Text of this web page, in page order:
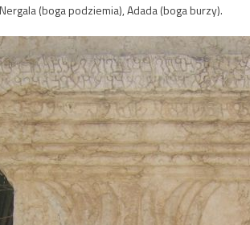
(boga podziemia), Adada (boga burzy).